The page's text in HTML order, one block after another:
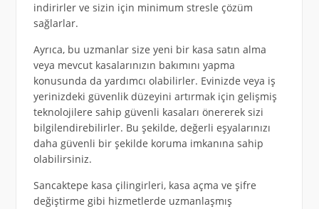
indirirler ve sizin için minimum stresle çözüm
sağlarlar.
Ayrıca, bu uzmanlar size yeni bir kasa satın alma
veya mevcut kasalarınızın bakımını yapma
konusunda da yardımcı olabilirler. Evinizde veya iş
yerinizdeki güvenlik düzeyini artırmak için gelişmiş
teknolojilere sahip güvenli kasaları önererek sizi
bilgilendirebilirler. Bu şekilde, değerli eşyalarınızı
daha güvenli bir şekilde koruma imkanına sahip
olabilirsiniz.
Sancaktepe kasa çilingirleri, kasa açma ve şifre
değiştirme gibi hizmetlerde uzmanlaşmış